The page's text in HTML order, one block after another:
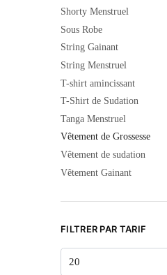
Shorty Menstruel
Sous Robe
String Gainant
String Menstruel
T-shirt amincissant
T-Shirt de Sudation
Tanga Menstruel
Vêtement de Grossesse
Vêtement de sudation
Vêtement Gainant
FILTRER PAR TARIF